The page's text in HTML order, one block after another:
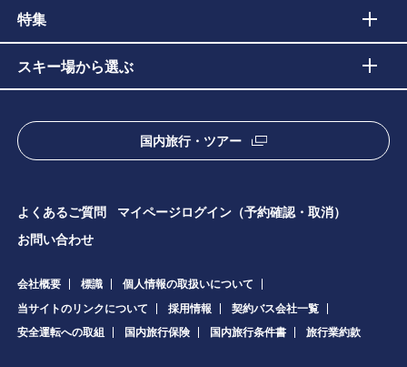
特集
スキー場から選ぶ
国内旅行・ツアー
よくあるご質問
マイページログイン（予約確認・取消）
お問い合わせ
会社概要 標識
個人情報の取扱いについて
当サイトのリンクについて
採用情報
契約バス会社一覧
安全運転への取組
国内旅行保険 国内旅行条件書 旅行業約款